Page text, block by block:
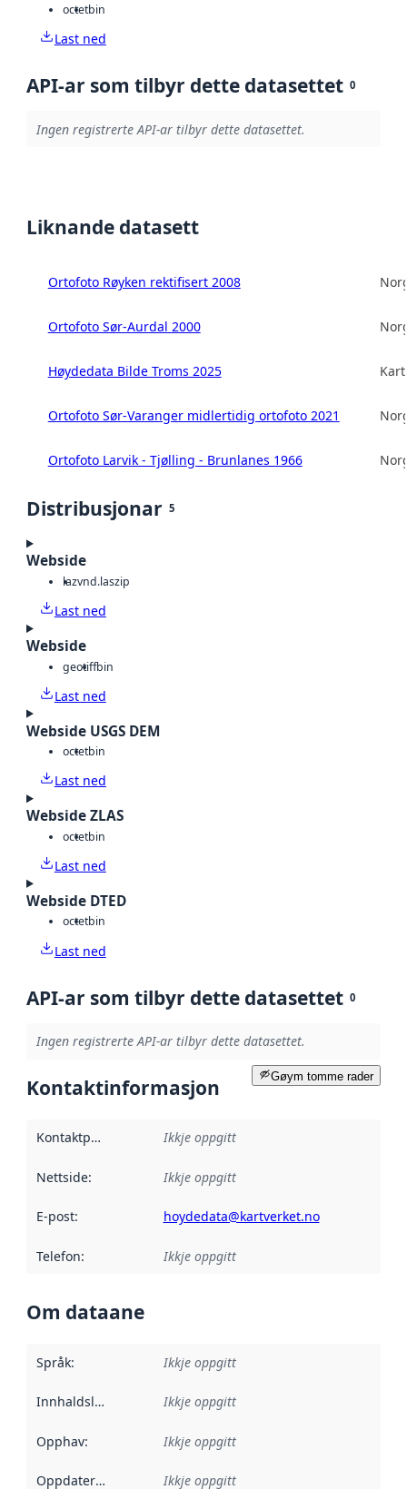
octetbin
Last ned
API-ar som tilbyr dette datasettet 0
Ingen registrerte API-ar tilbyr dette datasettet.
Liknande datasett
Ortofoto Røyken rektifisert 2008
Ortofoto Sør-Aurdal 2000
Høydedata Bilde Troms 2025
Ortofoto Sør-Varanger midlertidig ortofoto 2021
Ortofoto Larvik - Tjølling - Brunlanes 1966
Distribusjonar 5
Webside
lazvnd.laszip
Last ned
Webside
geotiffbin
Last ned
Webside USGS DEM
octetbin
Last ned
Webside ZLAS
octetbin
Last ned
Webside DTED
octetbin
Last ned
API-ar som tilbyr dette datasettet 0
Ingen registrerte API-ar tilbyr dette datasettet.
Gøym tomme rader
Kontaktinformasjon
Kontaktpunkt Ikkje oppgitt
Nettside: Ikkje oppgitt
E-post: hoydedata@kartverket.no
Telefon: Ikkje oppgitt
Om dataane
Språk: Ikkje oppgitt
Innhaldsleverandørar :
Ikkje oppgitt
Opphav: Ikkje oppgitt
Oppdateringsfrekvens :
Ikkje oppgitt